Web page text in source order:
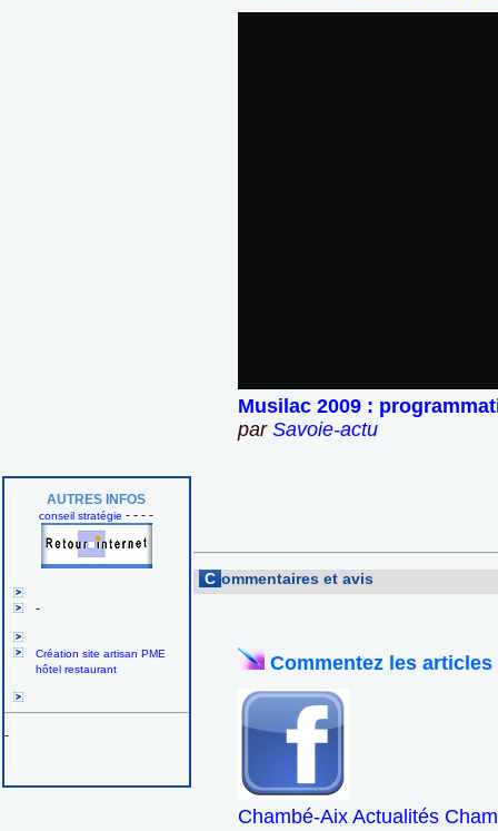
AUTRES INFOS
conseil stratégie - - - -
-
Création site artisan PME
hôtel restaurant
-
Musilac 2009 :
par Savoie-actu
C ommentaires et avis
Commentez les
Chambé-Aix Actualités